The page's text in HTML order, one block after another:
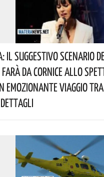
Il Suggestivo Scenario
Da Cornice Allo
Emozionante Viaggio